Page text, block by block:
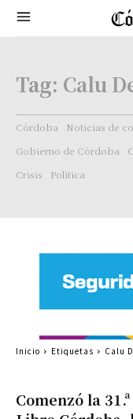
Tag: Calu
Córdoba Noticias de
Gobierno de Córdoba
Crisis
Politica
Comenzó la
Inicio Etiquetas Calu